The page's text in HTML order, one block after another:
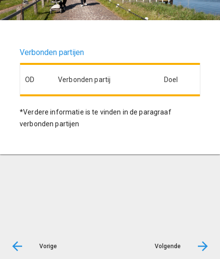
Verbonden partijen
OD Verbonden partij Doel
*Verdere informatie is te vinden in de paragraaf
verbonden partijen
Vorige Volgende